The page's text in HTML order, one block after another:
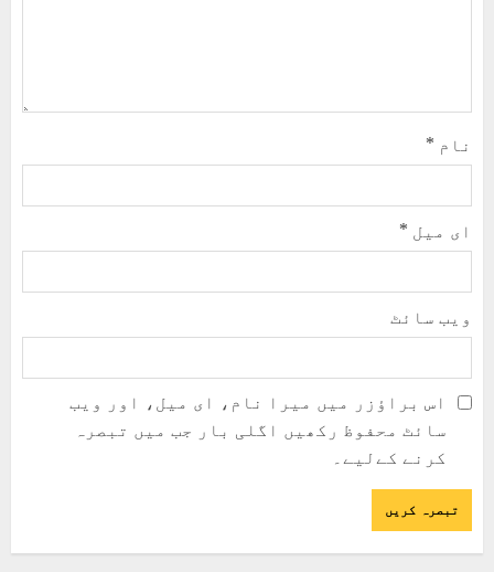
نام *
ای میل *
ویب‌ سائٹ
اس براؤزر میں میرا نام، ای میل، اور ویب
سائٹ محفوظ رکھیں اگلی بار جب میں تبصرہ
کرنے کےلیے۔